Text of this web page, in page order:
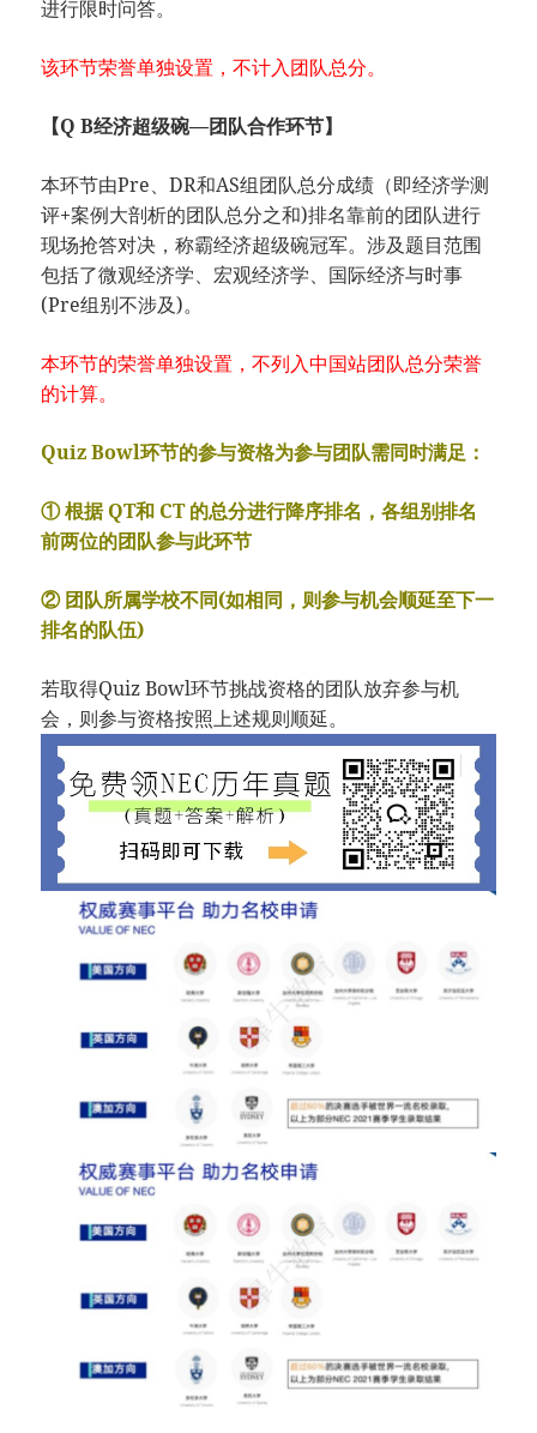
进行限时问答。
该环节荣誉单独设置，不计入团队总分。
【Q B经济超级碗—团队合作环节】
本环节由Pre、DR和AS组团队总分成绩（即经济学测
评+案例大剖析的团队总分之和)排名靠前的团队进行
现场抢答对决，称霸经济超级碗冠军。涉及题目范围
包括了微观经济学、宏观经济学、国际经济与时事
(Pre组别不涉及)。
本环节的荣誉单独设置，不列入中国站团队总分荣誉
的计算。
Quiz Bowl环节的参与资格为参与团队需同时满足：
① 根据 QT和 CT 的总分进行降序排名，各组别排名
前两位的团队参与此环节
② 团队所属学校不同(如相同，则参与机会顺延至下一
排名的队伍)
若取得Quiz Bowl环节挑战资格的团队放弃参与机
会，则参与资格按照上述规则顺延。